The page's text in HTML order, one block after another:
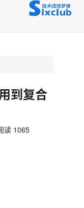
到复合
读 1065